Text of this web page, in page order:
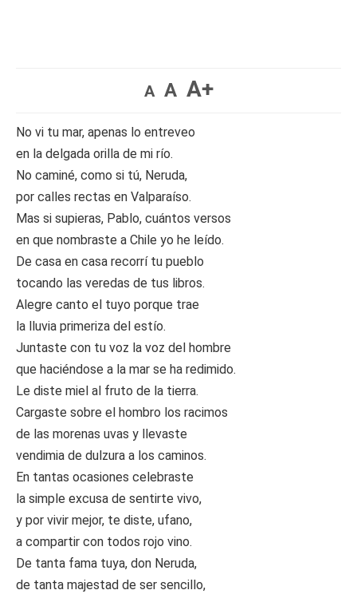
A A A+
No vi tu mar, apenas lo entreveo
en la delgada orilla de mi río.
No caminé, como si tú, Neruda,
por calles rectas en Valparaíso.
Mas si supieras, Pablo, cuántos versos
en que nombraste a Chile yo he leído.
De casa en casa recorrí tu pueblo
tocando las veredas de tus libros.
Alegre canto el tuyo porque trae
la lluvia primeriza del estío.
Juntaste con tu voz la voz del hombre
que haciéndose a la mar se ha redimido.
Le diste miel al fruto de la tierra.
Cargaste sobre el hombro los racimos
de las morenas uvas y llevaste
vendimia de dulzura a los caminos.
En tantas ocasiones celebraste
la simple excusa de sentirte vivo,
y por vivir mejor, te diste, ufano,
a compartir con todos rojo vino.
De tanta fama tuya, don Neruda,
de tanta majestad de ser sencillo,